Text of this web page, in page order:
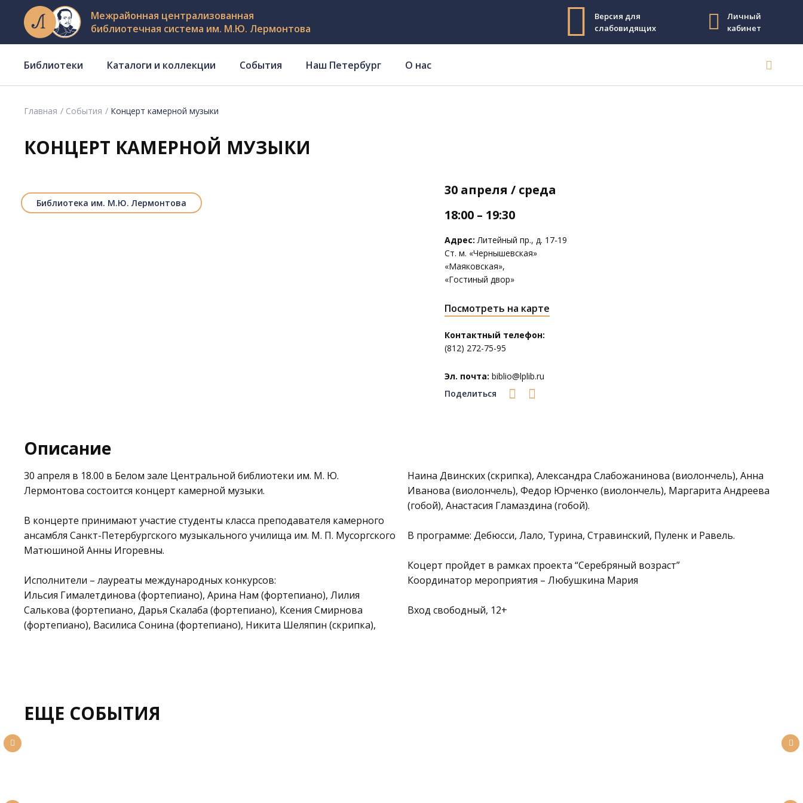
Межрайонная централизованная
библиотечная система им. М.Ю. Лермонтова
Версия для
слабовидящих
Личный
кабинет
Библиотеки Каталоги и коллекции События Наш Петербург О нас
Главная События Концерт камерной музыки
КОНЦЕРТ КАМЕРНОЙ МУЗЫКИ
Библиотека им. М.Ю. Лермонтова
30 апреля / среда
18:00 – 19:30
Адрес: Литейный пр., д. 17-19
Ст. м. «Чернышевская»
«Маяковская»,
«Гостиный двор»
Посмотреть на карте
Контактный телефон:
(812) 272-75-95
Эл. почта: biblio@lplib.ru
Поделиться
Описание
30 апреля в 18.00 в Белом зале Центральной библиотеки им. М. Ю.
Лермонтова состоится концерт камерной музыки.
В концерте принимают участие студенты класса преподавателя камерного
ансамбля Санкт-Петербургского музыкального училища им. М. П. Мусоргского
Матюшиной Анны Игоревны.
Исполнители – лауреаты международных конкурсов:
Ильсия Гималетдинова (фортепиано), Арина Нам (фортепиано), Лилия
Салькова (фортепиано, Дарья Скалаба (фортепиано), Ксения Смирнова
(фортепиано), Василиса Сонина (фортепиано), Никита Шеляпин (скрипка),
Наина Двинских (скрипка), Александра Слабожанинова (виолончель), Анна
Иванова (виолончель), Федор Юрченко (виолончель), Маргарита Андреева
(гобой), Анастасия Гламаздина (гобой).
В программе: Дебюсси, Лало, Турина, Стравинский, Пуленк и Равель.
Коцерт пройдет в рамках проекта “Серебряный возраст”
Координатор мероприятия – Любушкина Мария
Вход свободный, 12+
ЕЩЕ СОБЫТИЯ